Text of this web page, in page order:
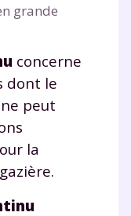
grande
concerne
dont le
peut
la
e-mail. En
ce que vos
vous donner
24h. Pour en
et
notre
et des
de